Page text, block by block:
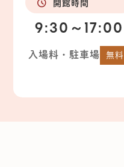
開館時間
9:30～17:00
入場料・駐車場 無料